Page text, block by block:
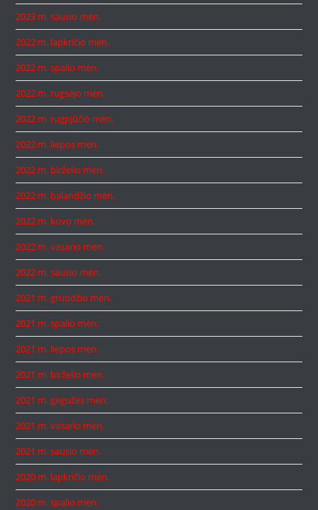
2023 m. sausio mėn.
2022 m. lapkričio mėn.
2022 m. spalio mėn.
2022 m. rugsėjo mėn.
2022 m. rugpjūčio mėn.
2022 m. liepos mėn.
2022 m. birželio mėn.
2022 m. balandžio mėn.
2022 m. kovo mėn.
2022 m. vasario mėn.
2022 m. sausio mėn.
2021 m. gruodžio mėn.
2021 m. spalio mėn.
2021 m. liepos mėn.
2021 m. birželio mėn.
2021 m. gegužės mėn.
2021 m. vasario mėn.
2021 m. sausio mėn.
2020 m. lapkričio mėn.
2020 m. spalio mėn.